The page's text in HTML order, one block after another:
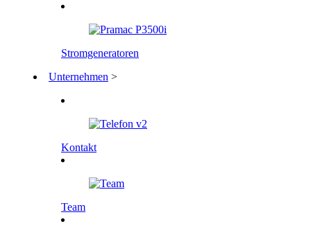
Stromgeneratoren
Unternehmen >
Kontakt
Team